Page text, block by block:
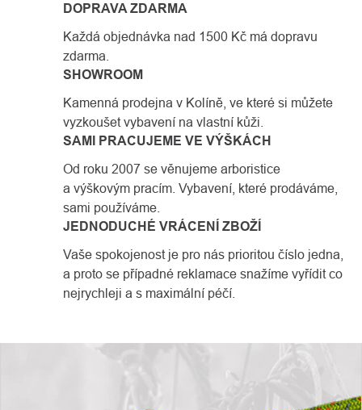
DOPRAVA ZDARMA
Každá objednávka nad 1500 Kč má dopravu
zdarma.
SHOWROOM
Kamenná prodejna v Kolíně, ve které si můžete
vyzkoušet vybavení na vlastní kůži.
SAMI PRACUJEME VE VÝŠKÁCH
Od roku 2007 se věnujeme arboristice
a výškovým pracím. Vybavení, které prodáváme,
sami používáme.
JEDNODUCHÉ VRÁCENÍ ZBOŽÍ
Vaše spokojenost je pro nás prioritou číslo jedna,
a proto se případné reklamace snažíme vyřídit co
nejrychleji a s maximální péčí.